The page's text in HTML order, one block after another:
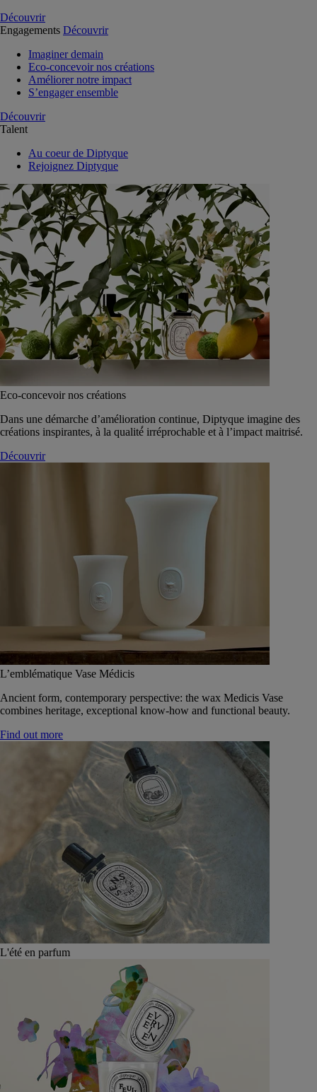
Découvrir
Engagements Découvrir
Imaginer demain
Eco-concevoir nos créations
Améliorer notre impact
S’engager ensemble
Découvrir
Talent
Au coeur de Diptyque
Rejoignez Diptyque
Eco-concevoir nos créations
Dans une démarche d’amélioration continue, Diptyque imagine des
créations inspirantes, à la qualité́ irréprochable et à l’impact maitrisé.
Découvrir
L’emblématique Vase Médicis
Ancient form, contemporary perspective: the wax Medicis Vase
combines heritage, exceptional know-how and functional beauty.
Find out more
L'été en parfum